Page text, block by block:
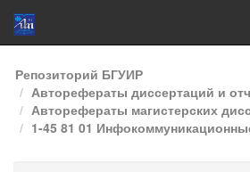
Skip
navigation
Репозиторий БГУИР
Авторефераты диссертаций и
Авторефераты магистерских
1-45 81 01